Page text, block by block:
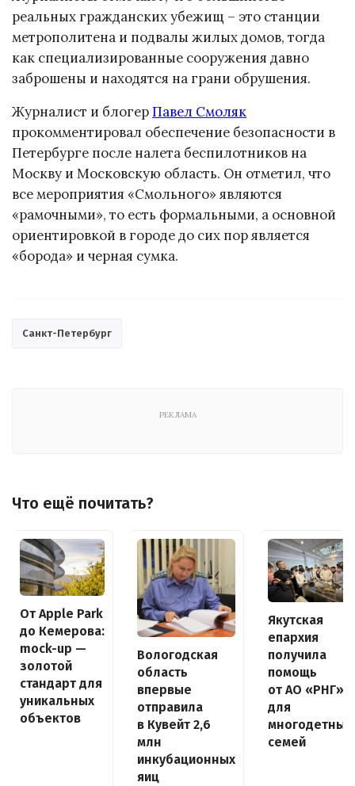
реальных гражданских убежищ – это станции
метрополитена и подвалы жилых домов, тогда
как специализированные сооружения давно
заброшены и находятся на грани обрушения.
Журналист и блогерПавел Смоляк
прокомментировал обеспечение безопасности в
Петербурге после налета беспилотников на
Москву и Московскую область. Он отметил, что
все мероприятия «Смольного» являются
«рамочными», то есть формальными, а основной
ориентировкой в городе до сих пор является
«борода» и черная сумка.
Санкт-Петербург
РЕКЛАМА
Что ещё почитать?
От Apple Park
до Кемерова:
mock-up —
золотой
стандарт для
уникальных
объектов
Вологодская
область
впервые
отправила
в Кувейт 2,6
млн
инкубационных
яиц
Якутская
епархия
получила
помощь
от АО «РНГ»
для
многодетных
семей